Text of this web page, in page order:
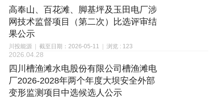
高奉山、百花滩、脚基坪及玉田电厂涉
网技术监督项目（第二次）比选评审结
果公示
川投能源 截至日期：2026-05-11 浏览 : 123
2026.04.28
四川槽渔滩水电股份有限公司槽渔滩电
厂2026-2028年两个年度大坝安全外部
变形监测项目中选候选人公示